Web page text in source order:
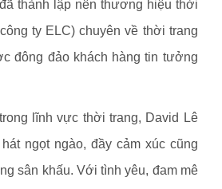
thành lập nên thương hiệu thời
ty ELC) chuyên về thời trang
đông đảo khách hàng tin tưởng
lĩnh vực thời trang, David Lê
ngọt ngào, đầy cảm xúc cũng
sân khấu. Với tình yêu, đam mê